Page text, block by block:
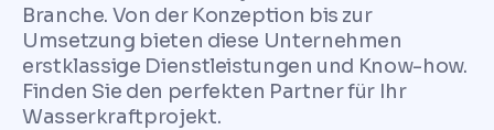
Branche. Von der Konzeption bis zur
Umsetzung bieten diese Unternehmen
erstklassige Dienstleistungen und Know-how.
Finden Sie den perfekten Partner für Ihr
Wasserkraftprojekt.